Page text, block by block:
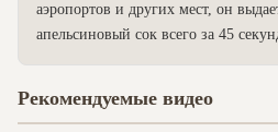
аэропортов и других мест, он
апельсиновый сок всего за 45
Рекомендуемые видео